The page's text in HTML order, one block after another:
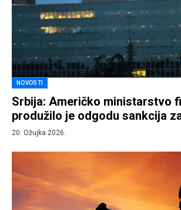
NOVOSTI
Srbija: Američko ministarstvo
produžilo je odgodu sankcija
20. Ožujka 2026.